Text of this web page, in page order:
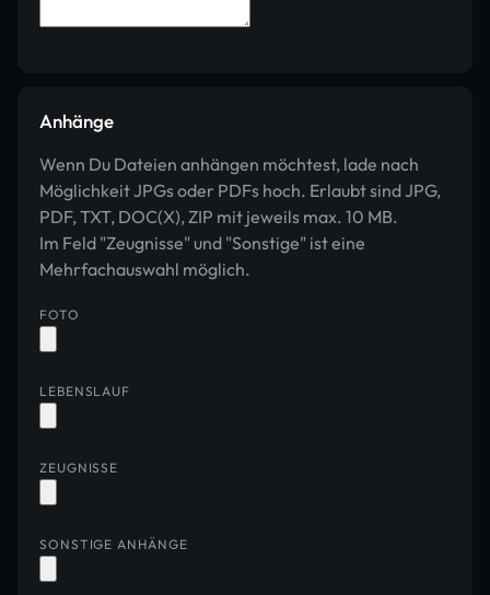
Anhänge
Wenn Du Dateien anhängen möchtest, lade nach
Möglichkeit JPGs oder PDFs hoch. Erlaubt sind JPG,
PDF, TXT, DOC(X), ZIP mit jeweils max. 10 MB.
Im Feld "Zeugnisse" und "Sonstige" ist eine
Mehrfachauswahl möglich.
FOTO
LEBENSLAUF
ZEUGNISSE
SONSTIGE ANHÄNGE